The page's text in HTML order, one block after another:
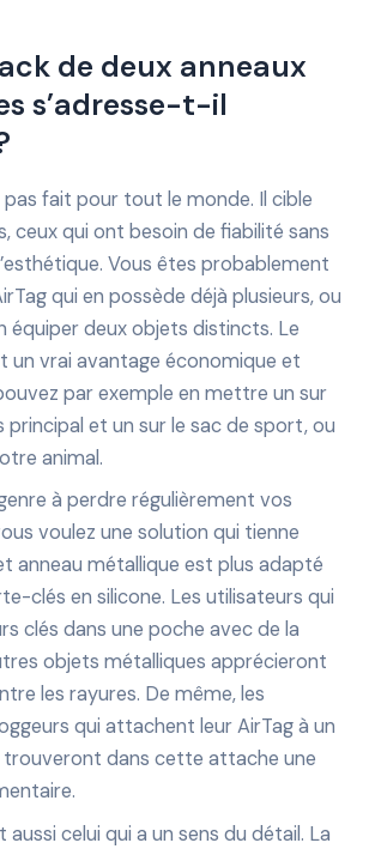
de deux anneaux
s’adresse-t-il
pas fait pour tout le monde. Il cible
ceux qui ont besoin de fiabilité sans
Vous êtes probablement
qui en possède déjà plusieurs, ou
équiper deux objets distincts. Le
un vrai avantage économique et
par exemple en mettre un sur
et un sur le sac de sport, ou
animal.
à perdre régulièrement vos
voulez une solution qui tienne
anneau métallique est plus adapté
clés en silicone. Les utilisateurs qui
clés dans une poche avec de la
objets métalliques apprécieront
les rayures. De même, les
qui attachent leur AirTag à un
trouveront dans cette attache une
aussi celui qui a un sens du détail. La